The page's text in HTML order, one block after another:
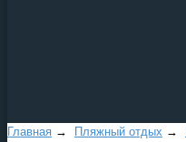
Главная → Пляжный отдых →